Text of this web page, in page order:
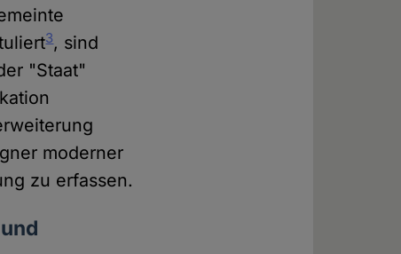
3, sind
"Staat"
moderner
zu erfassen.